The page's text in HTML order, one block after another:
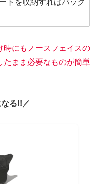
トを収納すればバッグ
時にもノースフェイスの
たまま必要なものが簡単
る!!／